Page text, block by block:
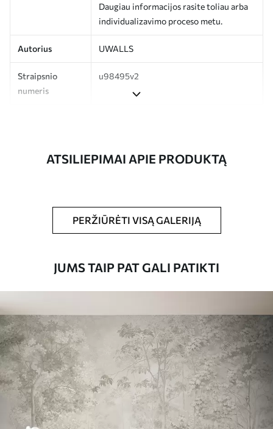
Daugiau informacijos rasite toliau arba
individualizavimo proceso metu.
Autorius UWALLS
Straipsnio
numeris
u98495v2
Tapetus galima švelniai valyti minkšta
kempine. Lakuotus tapetus galima valyti
Taikymo būdas Sklandus taikymas
Turimos medžiagos
Standartas
45.0027.00 €/m²
Premiumas
56 .6734.00€/m²
ATSILIEPIMAI APIE PRODUKTĄ
PERŽIŪRĖTI VISĄ GALERIJĄ
JUMS TAIP PAT GALI PATIKTI